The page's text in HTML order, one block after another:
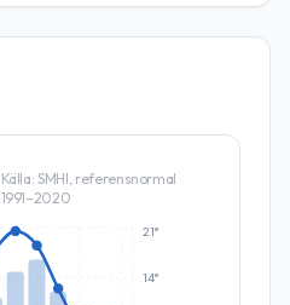
Källa: SMHI, referensnormal
1991–2020
14°
21°